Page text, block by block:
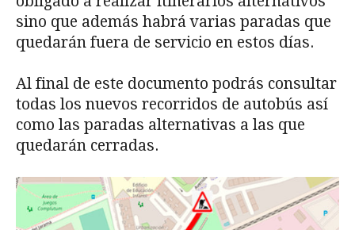
sino que además habrá varias paradas que
quedarán fuera de servicio en estos días.
Al final de este documento podrás consultar
todas los nuevos recorridos de autobús así
como las paradas alternativas a las que
quedarán cerradas.